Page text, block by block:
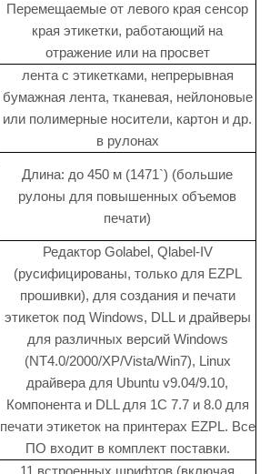
Перемещаемые от левого края сенсор
края этикетки, работающий на
отражение или на просвет
лента с этикетками, непрерывная
бумажная лента, тканевая, нейлоновые
или полимерные носители, картон и др.
в рулонах
Длина: до 450 м (1471`) (большие
рулоны для повышенных объемов
печати)
Редактор Golabel, Qlabel-IV
(русифицированы, только для EZPL
прошивки), для создания и печати
этикеток под Windows, DLL и драйверы
для различных версий Windows
(NT4.0/2000/XP/Vista/Win7), Linux
драйвера для Ubuntu v9.04/9.10,
Компонента и DLL для 1С 7.7 и 8.0 для
печати этикеток на принтерах EZPL. Все
ПО входит в комплект поставки.
11 встроенных шрифтов (включая